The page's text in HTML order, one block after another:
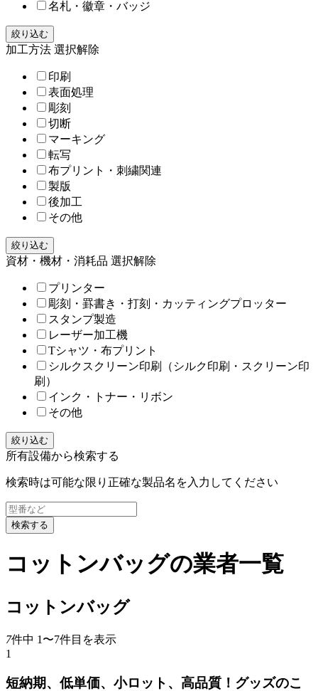
名札・徽章・バッジ
絞り込む
加工方法 選択解除
印刷
表面処理
彫刻
切断
マーキング
転写
布プリント・刺繍関連
製版
後加工
その他
絞り込む
資材・機材・消耗品 選択解除
プリンター
彫刻・罫書き・打刻・カッティングプロッター
スタンプ製造
レーザー加工機
Tシャツ・布プリント
シルクスクリーン印刷（シルク印刷・スクリーン印
刷）
インク・トナー・リボン
その他
絞り込む
所有設備から検索する
検索時は可能な限り正確な製品名を入力してください
検索する
コットンバッグの業者一覧
コットンバッグ
7件中 1〜7件目を表示
1
短納期、低単価、小ロット、高品質！グッズのこ